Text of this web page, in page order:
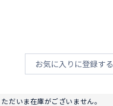
お気に入りに登録する
だいま在庫がございません。